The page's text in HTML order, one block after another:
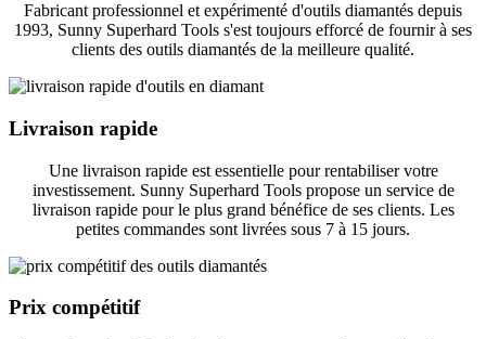
Fabricant professionnel et expérimenté d'outils diamantés depuis
1993, Sunny Superhard Tools s'est toujours efforcé de fournir à ses
clients des outils diamantés de la meilleure qualité.
Livraison rapide
Une livraison rapide est essentielle pour rentabiliser votre
investissement. Sunny Superhard Tools propose un service de
livraison rapide pour le plus grand bénéfice de ses clients. Les
petites commandes sont livrées sous 7 à 15 jours.
Prix ​​compétitif